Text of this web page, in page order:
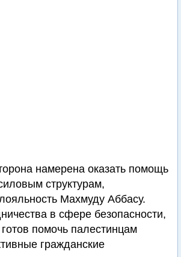
намерена оказать помощь
структурам,
Махмуду Аббасу.
в сфере безопасности,
помочь палестинцам
гражданские